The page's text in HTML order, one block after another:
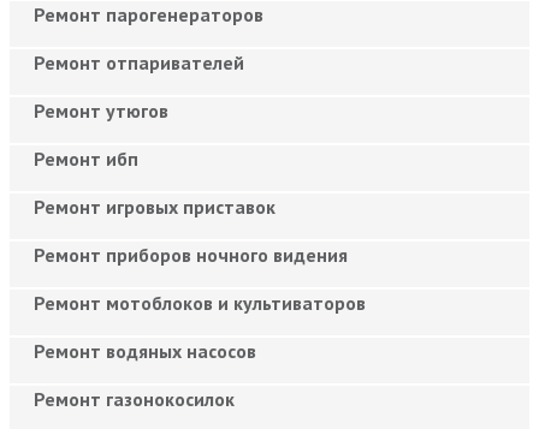
Ремонт парогенераторов
Ремонт отпаривателей
Ремонт утюгов
Ремонт ибп
Ремонт игровых приставок
Ремонт приборов ночного видения
Ремонт мотоблоков и культиваторов
Ремонт водяных насосов
Ремонт газонокосилок